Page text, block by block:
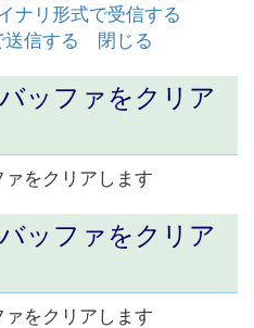
ナリ形式で受信する
信する 閉じる
ッファをクリア
をクリアします
ッファをクリア
をクリアします